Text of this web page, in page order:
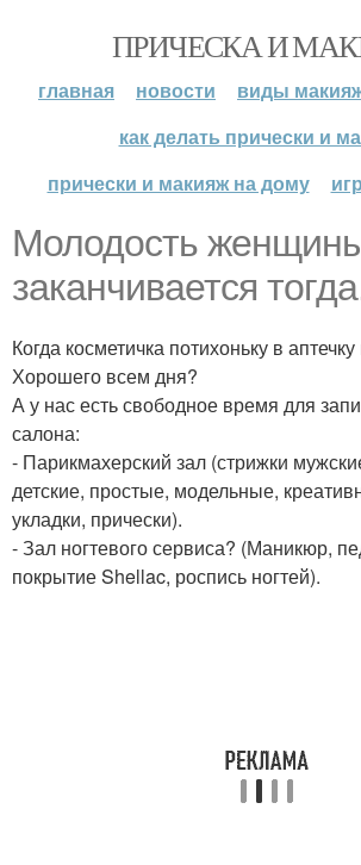
ПРИЧЕСКА И
главная новости
виды
как делать прически и
прически и макияж на дому
Молодость
заканчивается
Когда косметичка потихоньку в
Хорошего всем дня?
А у нас есть свободное время для
салона:
- Парикмахерский зал (стрижки
детские, простые, модельные,
укладки, прически).
- Зал ногтевого сервиса? (Маникюр,
покрытие Shellac, роспись ногтей).